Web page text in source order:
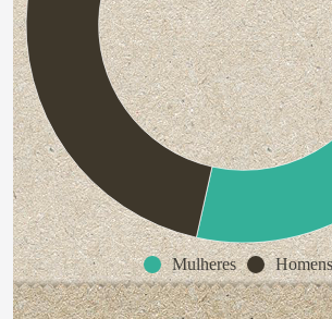
Mulheres Homens